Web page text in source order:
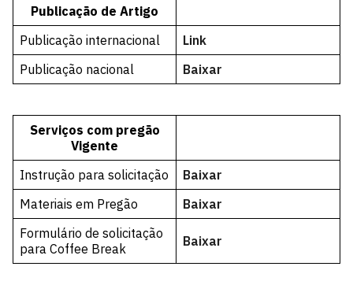
Publicação de Artigo
Publicação internacional
Link
Publicação nacional
Baixar
Serviços com pregão
Vigente
Instrução para solicitação
Baixar
Materiais em Pregão
Baixar
Formulário de solicitação
para Coffee Break
Baixar